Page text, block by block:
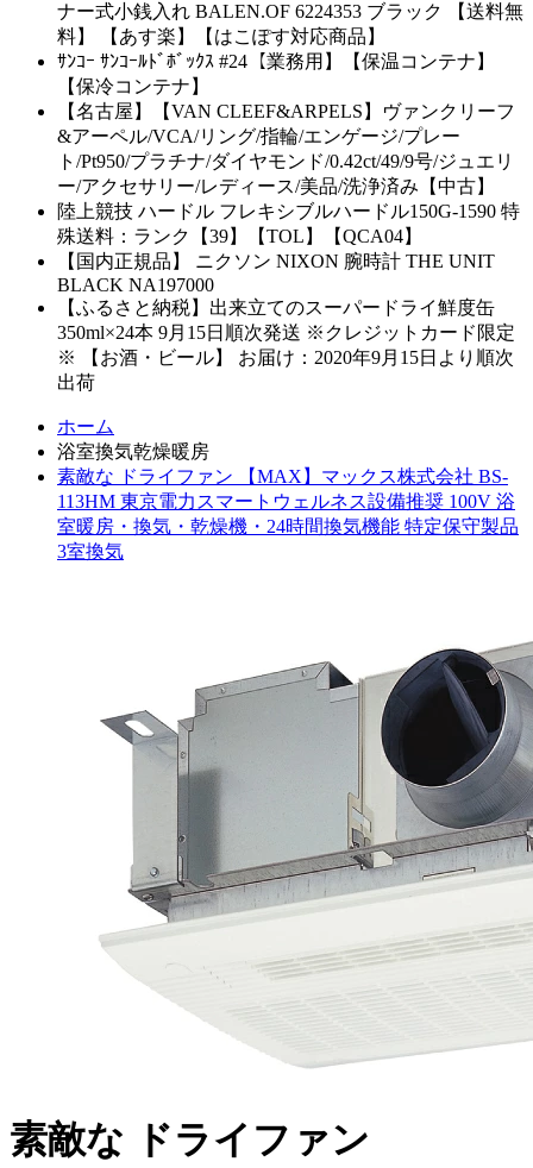
ナー式小銭入れ BALEN.OF 6224353 ブラック 【送料無
料】 【あす楽】【はこぽす対応商品】
ｻﾝｺｰ ｻﾝｺｰﾙﾄﾞﾎﾞｯｸｽ #24【業務用】【保温コンテナ】
【保冷コンテナ】
【名古屋】【VAN CLEEF&ARPELS】ヴァンクリーフ
&アーペル/VCA/リング/指輪/エンゲージ/プレー
ト/Pt950/プラチナ/ダイヤモンド/0.42ct/49/9号/ジュエリ
ー/アクセサリー/レディース/美品/洗浄済み【中古】
陸上競技 ハードル フレキシブルハードル150G-1590 特
殊送料：ランク【39】【TOL】【QCA04】
【国内正規品】 ニクソン NIXON 腕時計 THE UNIT
BLACK NA197000
【ふるさと納税】出来立てのスーパードライ鮮度缶
350ml×24本 9月15日順次発送 ※クレジットカード限定
※ 【お酒・ビール】 お届け：2020年9月15日より順次
出荷
ホーム
浴室換気乾燥暖房
素敵な ドライファン 【MAX】マックス株式会社 BS-
113HM 東京電力スマートウェルネス設備推奨 100V 浴
室暖房・換気・乾燥機・24時間換気機能 特定保守製品
3室換気
素敵な ドライファン